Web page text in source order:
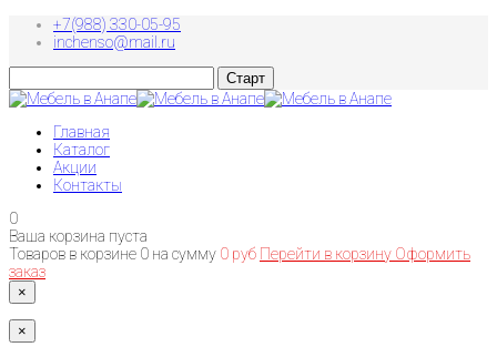
+7(988) 330-05-95
inchenso@mail.ru
Главная
Каталог
Акции
Контакты
0
Ваша корзина пуста
Товаров в корзине 0 на сумму 0 руб Перейти в корзину Оформить
заказ
×
×